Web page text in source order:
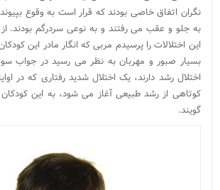
نگران اتفاق خاصی بودند که قرار است به وقوع
به جلو و عقب می رفتند و به نوعی سردرگم
این اختلالات را پرسیدم مربی که انگار مادر این
بسیار صبور و مهربان به نظر می رسید در جواب
اختلال رشد دارند، یک اختلال شدید رفتاری که در
کوتاهی از رشد طبیعی آغاز می شود، به این
گویند.